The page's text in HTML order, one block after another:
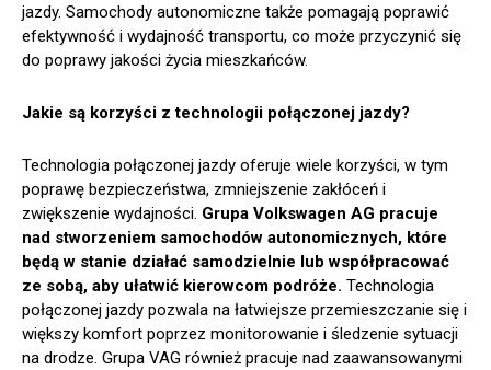
jazdy. Samochody autonomiczne także pomagają poprawić
efektywność i wydajność transportu, co może przyczynić się
do poprawy jakości życia mieszkańców.
Jakie są korzyści z technologii połączonej jazdy?
Technologia połączonej jazdy oferuje wiele korzyści, w tym
poprawę bezpieczeństwa, zmniejszenie zakłóceń i
zwiększenie wydajności. Grupa Volkswagen AG pracuje
nad stworzeniem samochodów autonomicznych, które
będą w stanie działać samodzielnie lub współpracować
ze sobą, aby ułatwić kierowcom podróże. Technologia
połączonej jazdy pozwala na łatwiejsze przemieszczanie się i
większy komfort poprzez monitorowanie i śledzenie sytuacji
na drodze. Grupa VAG również pracuje nad zaawansowanymi